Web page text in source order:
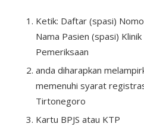
Ketik: Daftar (spasi)
Nama Pasien (spasi)
Pemeriksaan
anda diharapkan
memenuhi syarat
Tirtonegoro
Kartu BPJS atau KTP